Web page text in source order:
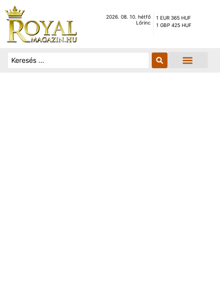
2026. 08. 10. hétfő
Lőrinc
1 EUR 365 HUF
1 GBP 425 HUF